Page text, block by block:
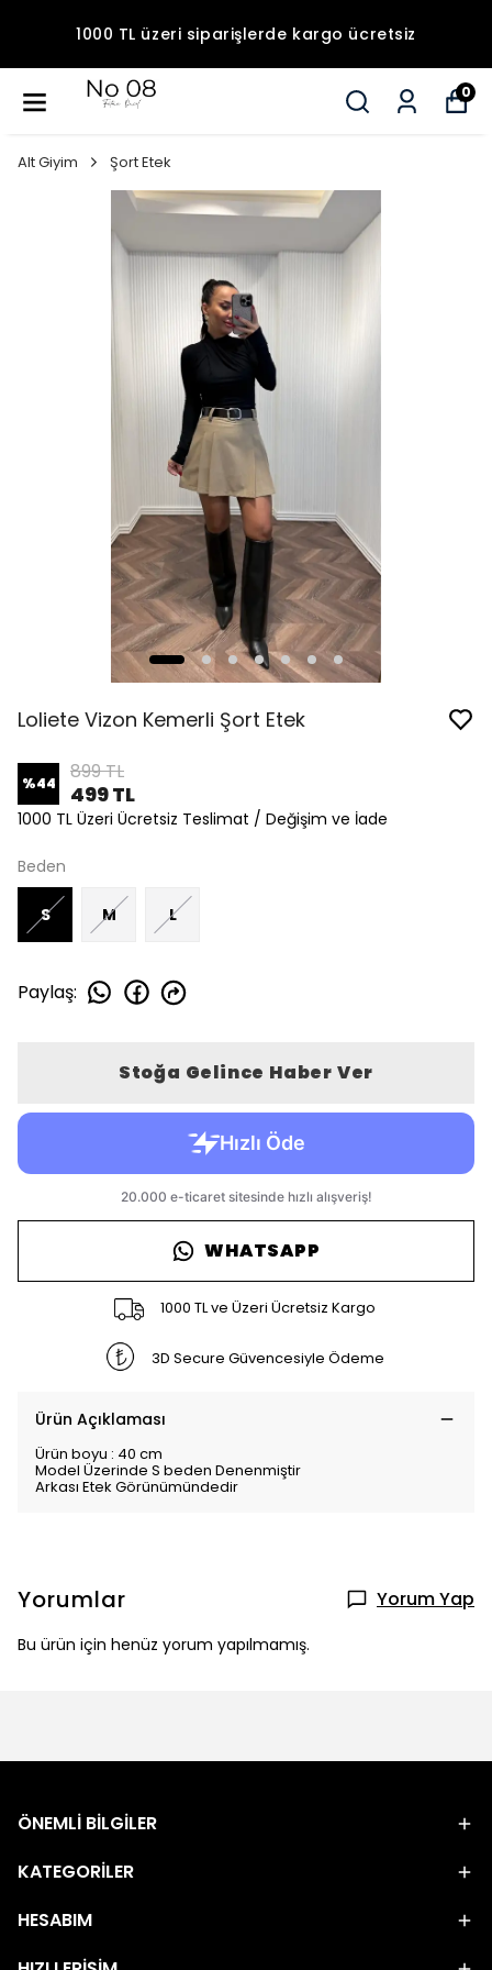
1000 TL üzeri siparişlerde kargo ücretsiz
0
Alt Giyim Şort Etek
Loliete Vizon Kemerli Şort Etek
%44 899 TL
499 TL
1000 TL Üzeri Ücretsiz Teslimat / Değişim ve İade
Beden
S M L
Paylaş:
Stoğa Gelince Haber Ver
WHATSAPP
1000 TL ve Üzeri Ücretsiz Kargo
3D Secure Güvencesiyle Ödeme
Ürün Açıklaması
Ürün boyu : 40 cm
Model Üzerinde S beden Denenmiştir
Arkası Etek Görünümündedir
Yorumlar Yorum Yap
Bu ürün için henüz yorum yapılmamış.
ÖNEMLİ BİLGİLER
KATEGORİLER
HESABIM